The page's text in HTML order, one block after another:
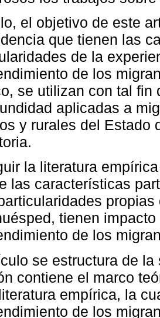
el objetivo de este
que tienen las
de la
de los
se utilizan con tal fin
aplicadas a
y rurales del Estado
la literatura
las características
tienen
de los
se estructura de
contiene el marco
empírica, la
de los